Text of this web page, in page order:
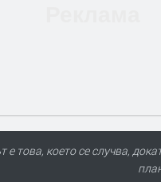
е това, което се случва,